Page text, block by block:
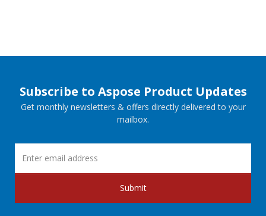
Subscribe to Aspose Product Updates
Get monthly newsletters & offers directly delivered to your
mailbox.
Submit